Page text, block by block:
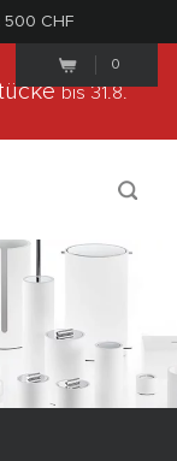
500 CHF
0
bis 31.8.